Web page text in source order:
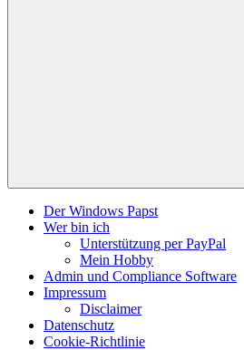
Der Windows Papst
Wer bin ich
Unterstützung per PayPal
Mein Hobby
Admin und Compliance Software
Impressum
Disclaimer
Datenschutz
Cookie-Richtlinie